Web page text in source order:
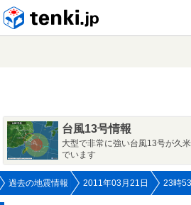
台風13号情報
大型で非常に強い台風13号が久
でいます
過去の地震情報 2011年03月21日 23時